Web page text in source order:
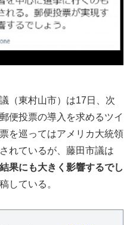
（東村山市）は17日、次
便投票の導入を求めるツイ
を巡ってはアメリカ大統領
れているが、藤田市議は
果にも大きく影響するでし
している。